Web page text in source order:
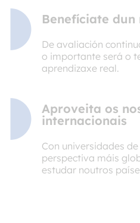
Benefíciate
De avaliación
o importante será o
aprendizaxe real.
Aproveita os
internacionais
Con universidades
perspectiva máis
estudar noutros